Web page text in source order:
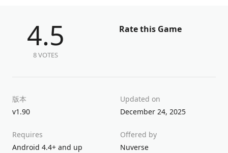
4.5
8 VOTES
Rate this Game
版本
v1.90
Updated on
December 24, 2025
Requires
Android 4.4+ and up
Offered by
Nuverse